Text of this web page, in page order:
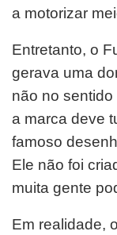
a motorizar
Entretanto, o
gerava uma
não no
a marca deve
famoso
Ele não foi
muita gente
Em realidade,